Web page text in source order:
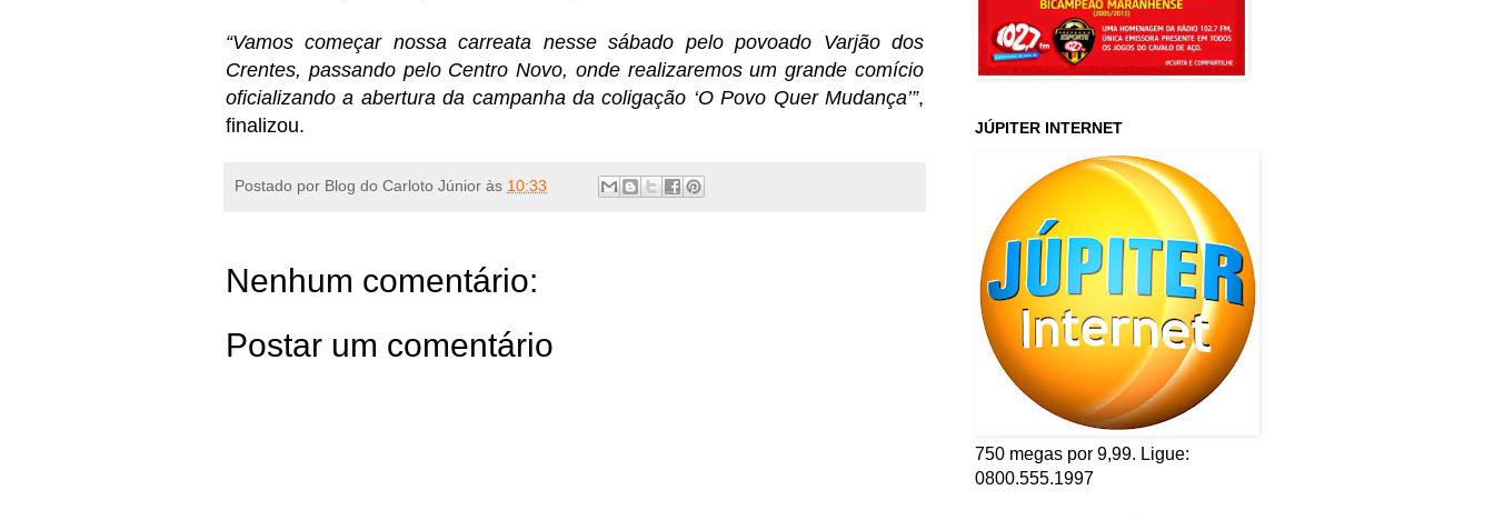
“Vamos começar nossa carreata nesse sábado pelo povoado Varjão dos
Crentes, passando pelo Centro Novo, onde realizaremos um grande comício
oficializando a abertura da campanha da coligação ‘O Povo Quer Mudança’”,
finalizou.
Postado por Blog do Carloto Júnior às 10:33
Nenhum comentário:
Postar um comentário
JÚPITER INTERNET
750 megas por 9,99. Ligue:
0800.555.1997